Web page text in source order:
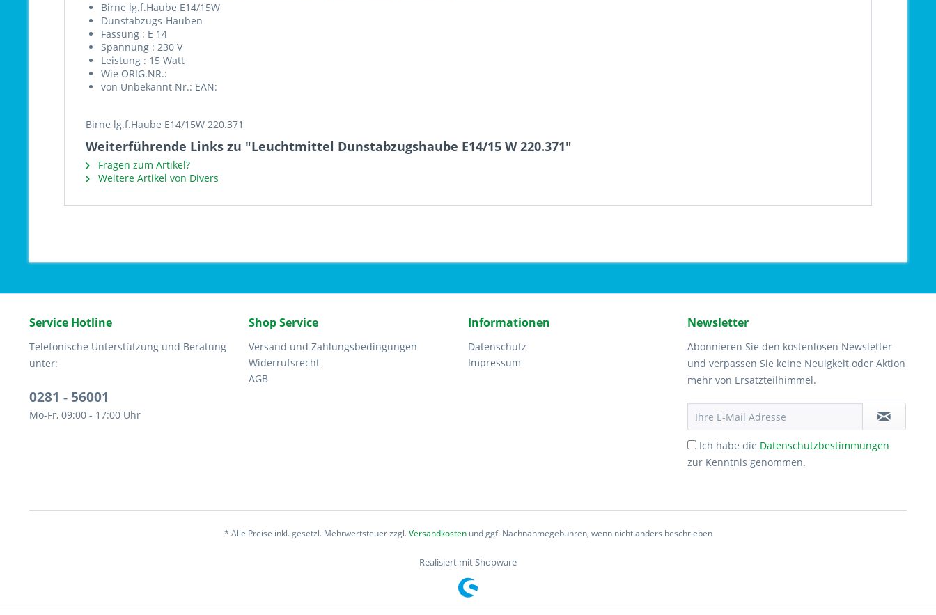
Birne lg.f.Haube E14/15W
Dunstabzugs-Hauben
Fassung : E 14
Spannung : 230 V
Leistung : 15 Watt
Wie ORIG.NR.:
von Unbekannt Nr.: EAN:
Birne lg.f.Haube E14/15W 220.371
Weiterführende Links zu "Leuchtmittel Dunstabzugshaube E14/15 W 220.371"
Fragen zum Artikel?
Weitere Artikel von Divers
Service Hotline
Telefonische Unterstützung und Beratung
unter:
0281 - 56001
Mo-Fr, 09:00 - 17:00 Uhr
Shop Service
Versand und Zahlungsbedingungen
Widerrufsrecht
AGB
Informationen
Datenschutz
Impressum
Newsletter
Abonnieren Sie den kostenlosen Newsletter
und verpassen Sie keine Neuigkeit oder Aktion
mehr von Ersatzteilhimmel.
Ich habe die Datenschutzbestimmungen
zur Kenntnis genommen.
* Alle Preise inkl. gesetzl. Mehrwertsteuer zzgl.Versandkostenund ggf. Nachnahmegebühren, wenn nicht anders beschrieben
Realisiert mit Shopware